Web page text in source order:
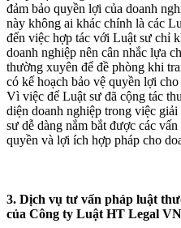
đảm bảo quyền lợi của doanh
này không ai khác chính là các
đến việc hợp tác với Luật sư chỉ
doanh nghiệp nên cân nhắc lựa
thường xuyên để đề phòng khi
có kế hoạch bảo vệ quyền lợi
Vì việc để Luật sư đã cộng tác
diện doanh nghiệp trong việc
sư dễ dàng nắm bắt được các
quyền và lợi ích hợp pháp cho
3. Dịch vụ tư vấn pháp luật
của Công ty Luật HT Legal VN